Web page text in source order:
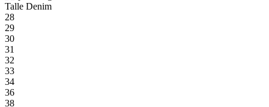
Talle Denim
28
29
30
31
32
33
34
36
38